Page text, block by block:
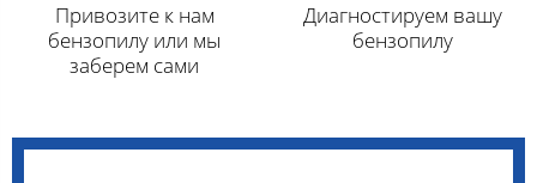
Привозите к нам
бензопилу или мы
заберем сами
Диагностируем вашу
бензопилу